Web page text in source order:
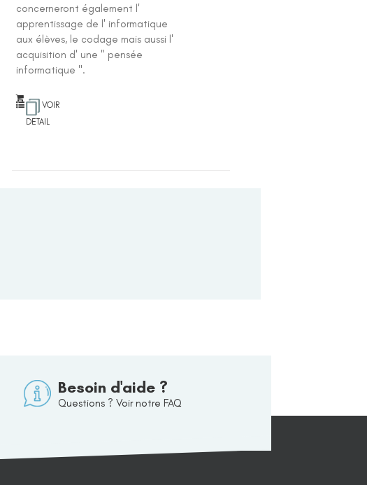
concerneront également l'
apprentissage de l' informatique
aux élèves, le codage mais aussi l'
acquisition d' une " pensée
informatique ".
VOIR
DETAIL
Besoin d'aide ?
Questions ? Voir notre FAQ